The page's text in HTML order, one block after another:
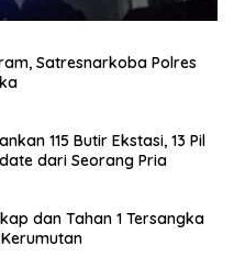
Satresnarkoba Polres
115 Butir Ekstasi, 13 Pil
dari Seorang Pria
dan Tahan 1 Tersangka